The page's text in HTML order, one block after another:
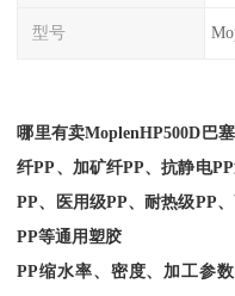
型号
哪里有卖MoplenHP500D 巴
纤PP、加矿纤PP、抗静电
PP、医用级PP、耐热级PP
PP等通用塑胶
PP缩水率、密度、加工参